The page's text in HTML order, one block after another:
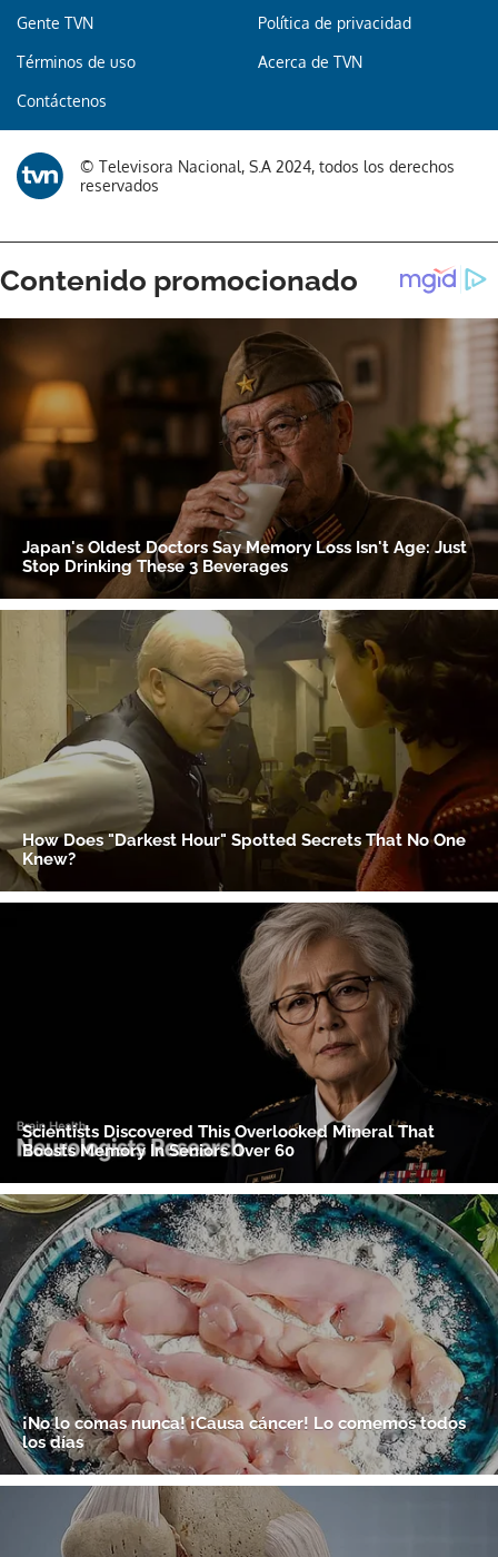
Gente TVN Política de privacidad
Términos de uso Acerca de TVN
Contáctenos
© Televisora Nacional, S.A 2024, todos los derechos
reservados